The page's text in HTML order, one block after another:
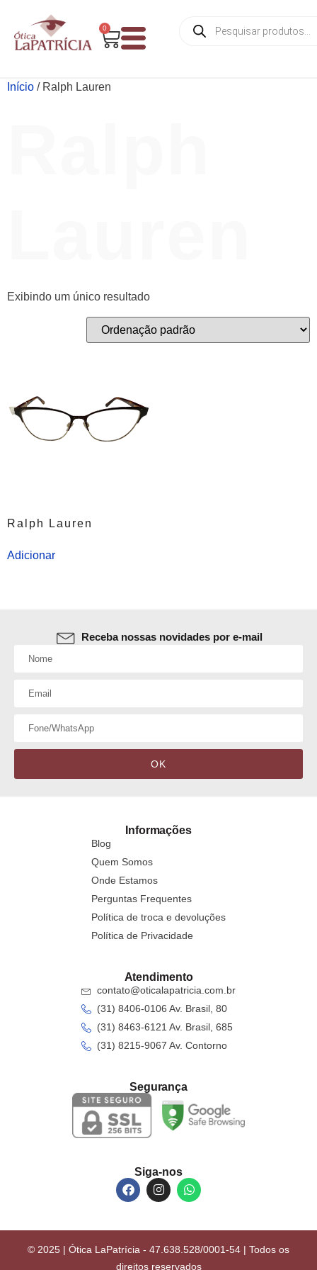
0
Início / Ralph Lauren
Exibindo um único resultado
Ralph Lauren
Adicionar
Receba nossas novidades por e-mail
OK
Informações
Blog
Quem Somos
Onde Estamos
Perguntas Frequentes
Política de troca e devoluções
Política de Privacidade
Atendimento
contato@oticalapatricia.com.br
(31) 8406-0106 Av. Brasil, 80
(31) 8463-6121 Av. Brasil, 685
(31) 8215-9067 Av. Contorno
Segurança
Siga-nos
© 2025 | Ótica LaPatrícia - 47.638.528/0001-54 | Todos os
direitos reservados